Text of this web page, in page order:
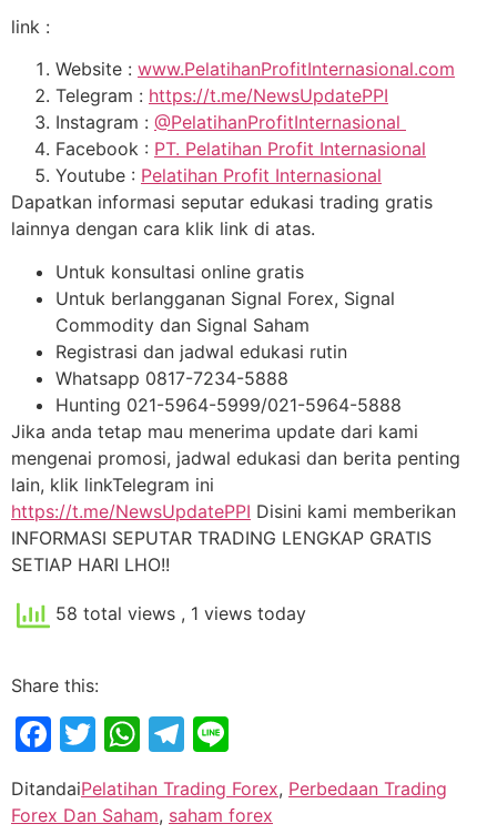
link :
Website : www.PelatihanProfitInternasional.com
Telegram : https://t.me/NewsUpdatePPI
Instagram : @PelatihanProfitInternasional
Facebook : PT. Pelatihan Profit Internasional
Youtube : Pelatihan Profit Internasional
Dapatkan informasi seputar edukasi trading gratis
lainnya dengan cara klik link di atas.
Untuk konsultasi online gratis
Untuk berlangganan Signal Forex, Signal
Commodity dan Signal Saham
Registrasi dan jadwal edukasi rutin
Whatsapp 0817-7234-5888
Hunting 021-5964-5999/021-5964-5888
Jika anda tetap mau menerima update dari kami
mengenai promosi, jadwal edukasi dan berita penting
lain, klik linkTelegram ini
https://t.me/NewsUpdatePPI Disini kami memberikan
INFORMASI SEPUTAR TRADING LENGKAP GRATIS
SETIAP HARI LHO!!
58 total views , 1 views today
Share this:
Facebook
Twitter
WhatsApp
Telegram
DitandaiPelatihan Trading Forex, Perbedaan Trading
Forex Dan Saham, saham forex